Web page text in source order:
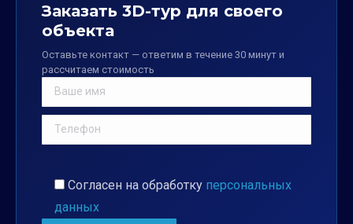
Заказать 3D-тур для своего
объекта
Оставьте контакт — ответим в течение 30 минут и
рассчитаем стоимость
Согласен на обработку персональных
данных